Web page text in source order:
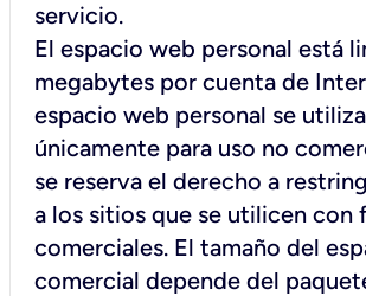
servicio.
El espacio web personal está
megabytes por cuenta de
espacio web personal se
únicamente para uso no
se reserva el derecho a
a los sitios que se utilicen con
comerciales. El tamaño del
comercial depende del